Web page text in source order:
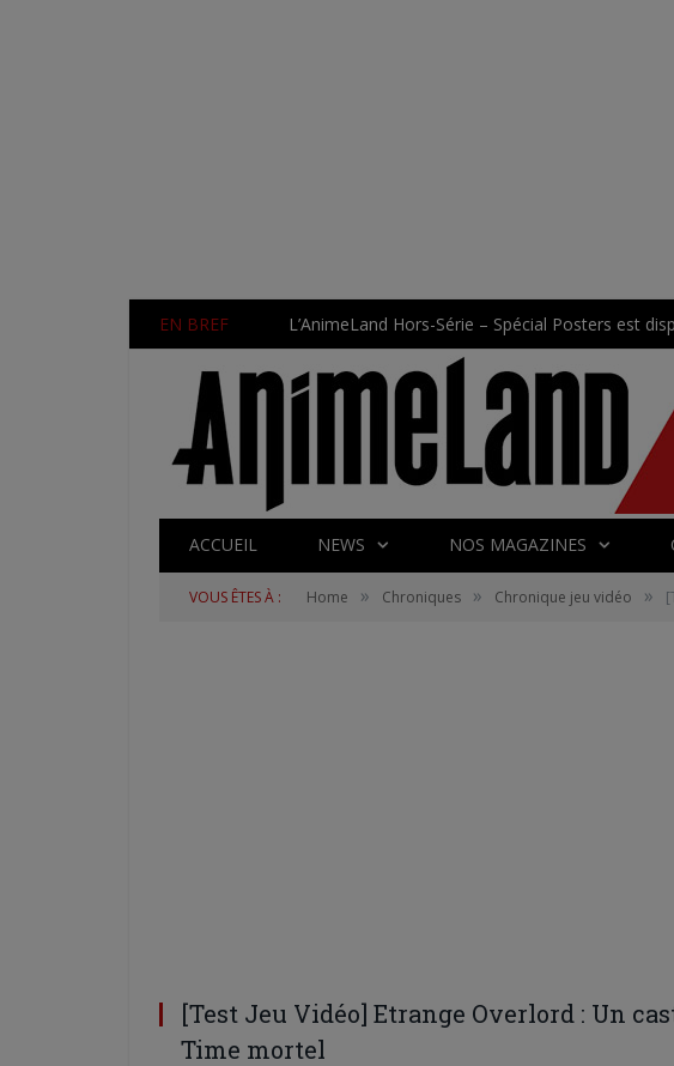
EN BREF L’AnimeLand Hors-Série – Spécial Posters est
ACCUEIL NEWS NOS MAGAZINES
VOUS ÊTES À : Home » Chroniques » Chronique jeu vidéo »
[Test Jeu Vidéo] Etrange Overlord : Un
Time mortel